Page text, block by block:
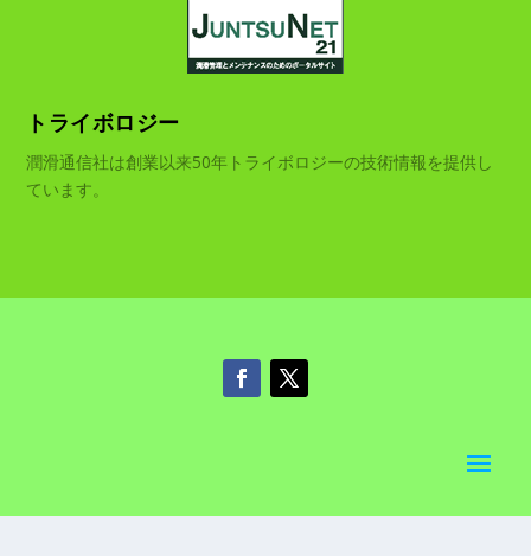
トライボロジー
潤滑通信社は創業以来50年トライボロジーの技術情報を提供し
ています。